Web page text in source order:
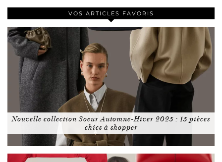
VOS ARTICLES FAVORIS
Nouvelle collection Soeur Automne-Hiver 2025 : 15 pièces
chics à shopper